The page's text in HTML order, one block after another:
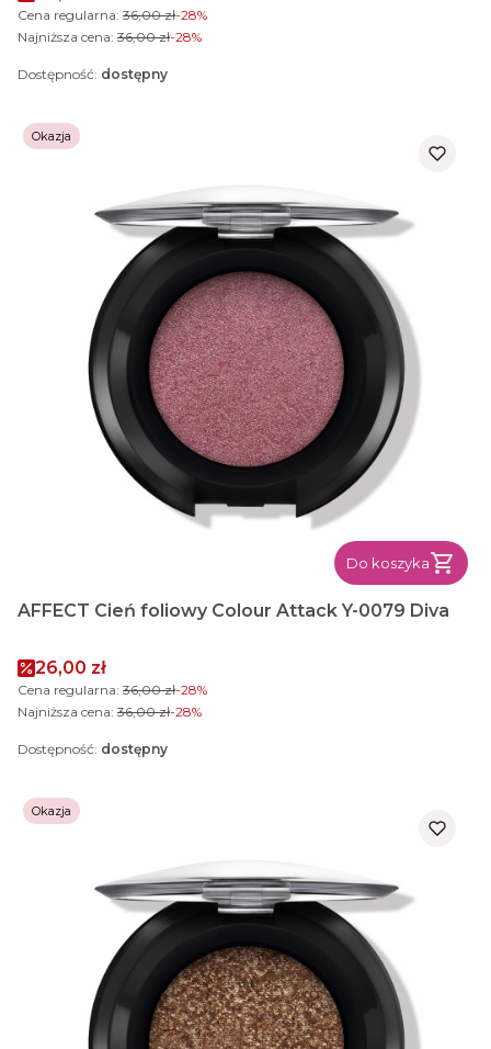
Cena regularna: 36,00 zł-28%
Najniższa cena: 36,00 zł-28%
Dostępność: dostępny
Okazja
Do koszyka
AFFECT Cień foliowy Colour Attack Y-0079 Diva
Cena promocyjna
26,00 zł
Cena regularna: 36,00 zł-28%
Najniższa cena: 36,00 zł-28%
Dostępność: dostępny
Okazja